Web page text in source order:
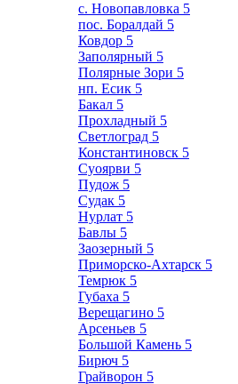
с. Новопавловка 5
пос. Боралдай 5
Ковдор 5
Заполярный 5
Полярные Зори 5
нп. Есик 5
Бакал 5
Прохладный 5
Светлоград 5
Константиновск 5
Суоярви 5
Пудож 5
Судак 5
Нурлат 5
Бавлы 5
Заозерный 5
Приморско-Ахтарск 5
Темрюк 5
Губаха 5
Верещагино 5
Арсеньев 5
Большой Камень 5
Бирюч 5
Грайворон 5